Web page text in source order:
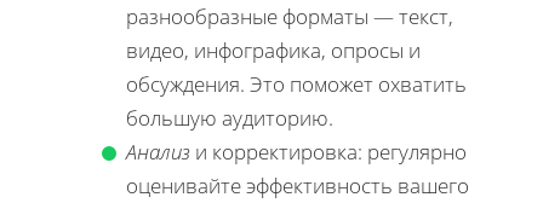
разнообразные форматы — текст,
видео, инфографика, опросы и
обсуждения. Это поможет охватить
большую аудиторию.
Анализ и корректировка: регулярно
оценивайте эффективность вашего